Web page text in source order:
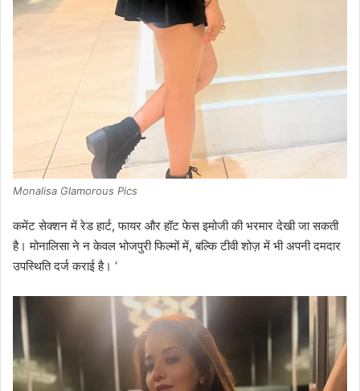
Monalisa Glamorous Pics
कमेंट सेक्शन में रेड हार्ट, फायर और हॉट फेस इमोजी की भरमार देखी जा सकती
है। मोनालिसा ने न केवल भोजपुरी फिल्मों में, बल्कि टीवी शोज़ में भी अपनी दमदार
उपस्थिति दर्ज कराई है। ‘